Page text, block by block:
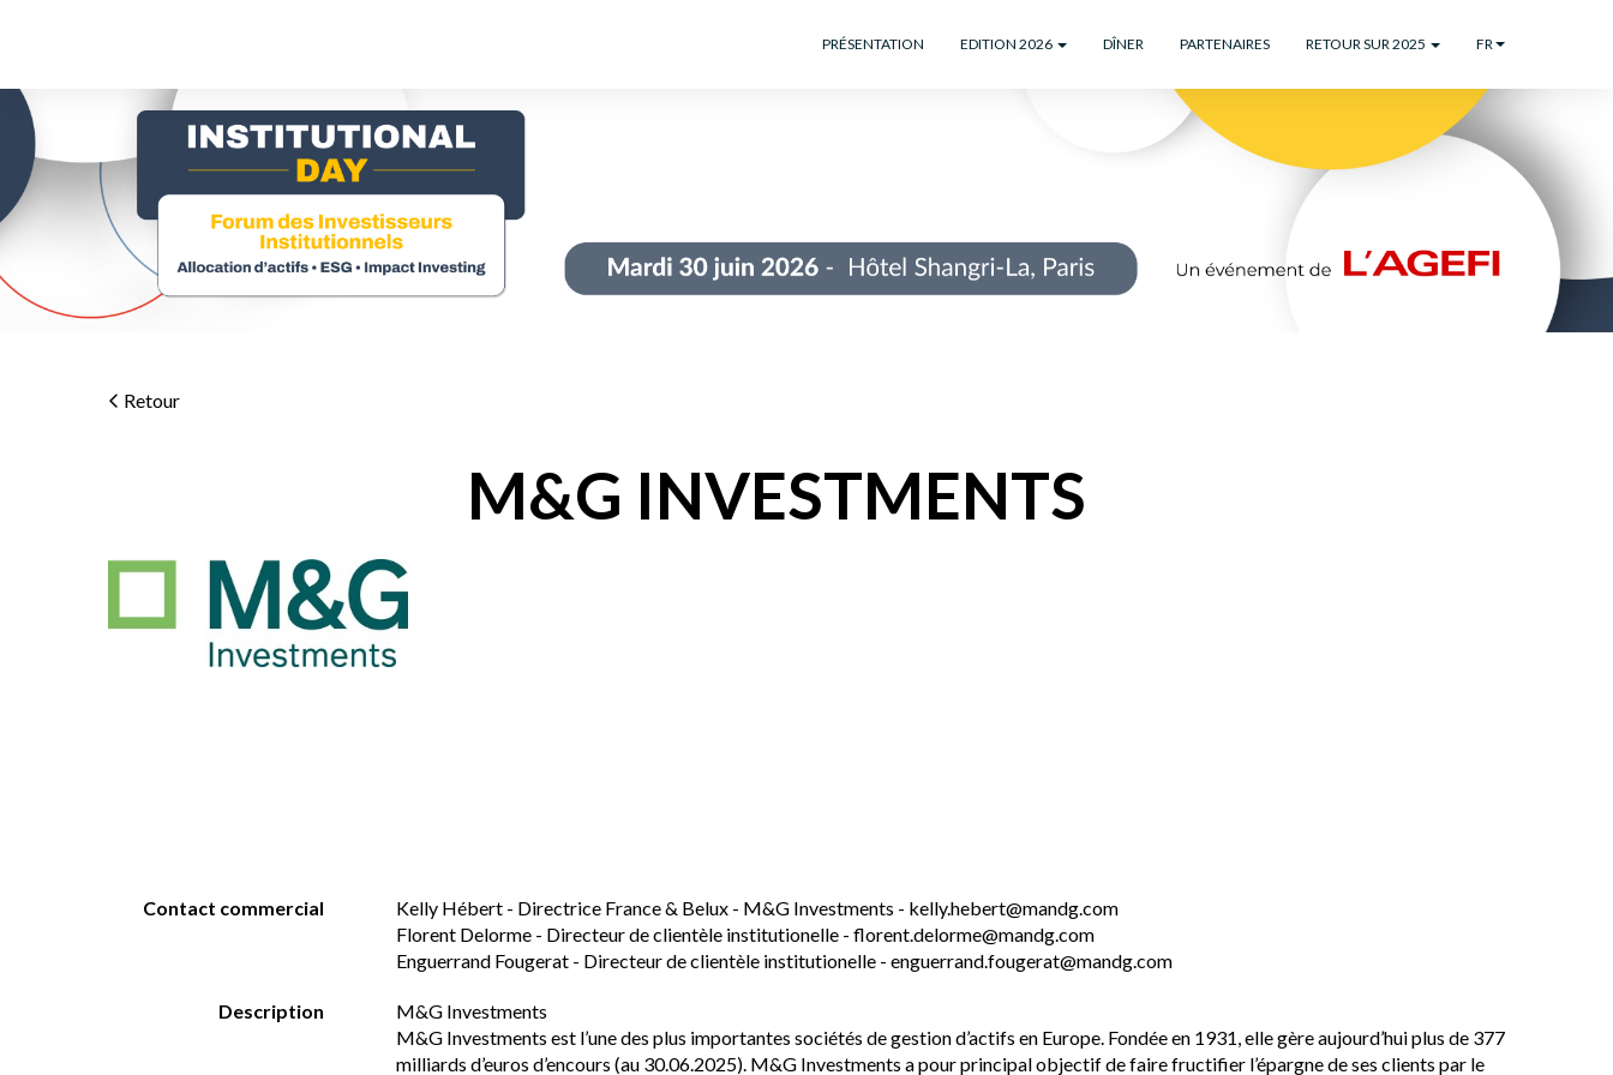
PRÉSENTATION EDITION 2026 DÎNER PARTENAIRES RETOUR SUR 2025 FR
Retour
M&G INVESTMENTS
Contact commercial
Kelly Hébert - Directrice France & Belux - M&G Investments - kelly.hebert@mandg.com
Florent Delorme - Directeur de clientèle institutionelle - florent.delorme@mandg.com
Enguerrand Fougerat - Directeur de clientèle institutionelle - enguerrand.fougerat@mandg.com
Description
M&G Investments
M&G Investments est l’une des plus importantes sociétés de gestion d’actifs en Europe. Fondée en 1931, elle gère aujourd’hui plus de 377
milliards d’euros d’encours (au 30.06.2025). M&G Investments a pour principal objectif de faire fructifier l’épargne de ses clients par le